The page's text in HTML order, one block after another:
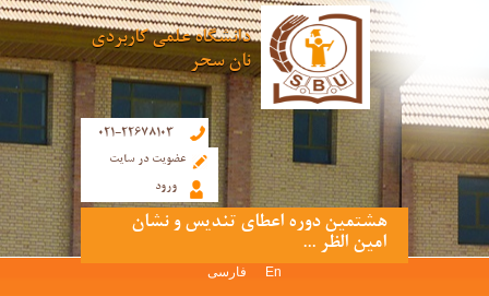
دانشگاه علمی کاربردی
نان سحر
هشتمین دوره اعطای تندیس و نشان
امین الظر ...
021-22678103
عضویت در سایت
ورود
En فارسی